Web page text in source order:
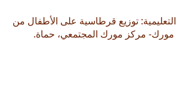
توزيع قرطاسية على الأطفال من
مركز مورك المجتمعي، حماة.